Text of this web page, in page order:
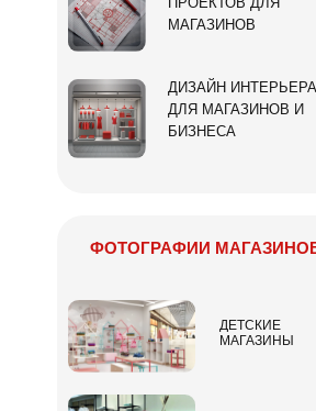
МАГАЗИНОВ
ДИЗАЙН ИНТЕРЬЕРА
ДЛЯ МАГАЗИНОВ И
БИЗНЕСА
ФОТОГРАФИИ
ДЕТСКИЕ
МАГАЗИНЫ